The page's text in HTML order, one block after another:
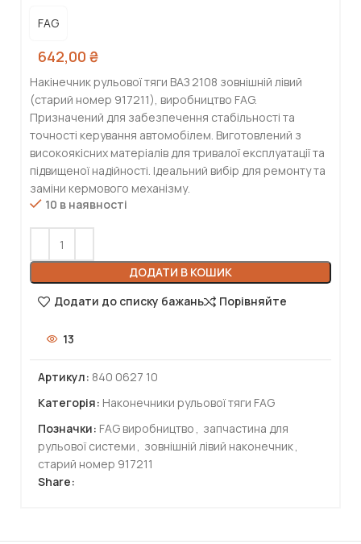
FAG
642,00 ₴
Накінечник рульової тяги ВАЗ 2108 зовнішній лівий
(старий номер 917211), виробництво FAG.
Призначений для забезпечення стабільності та
точності керування автомобілем. Виготовлений з
високоякісних матеріалів для тривалої експлуатації та
підвищеної надійності. Ідеальний вибір для ремонту та
заміни кермового механізму.
10 в наявності
ДОДАТИ В КОШИК
Додати до списку бажань
Порівняйте
13
Артикул: 840 0627 10
Категорія: Наконечники рульової тяги FAG
Позначки: FAG виробництво , запчастина для
рульової системи , зовнішній лівий наконечник,
старий номер 917211
Share: